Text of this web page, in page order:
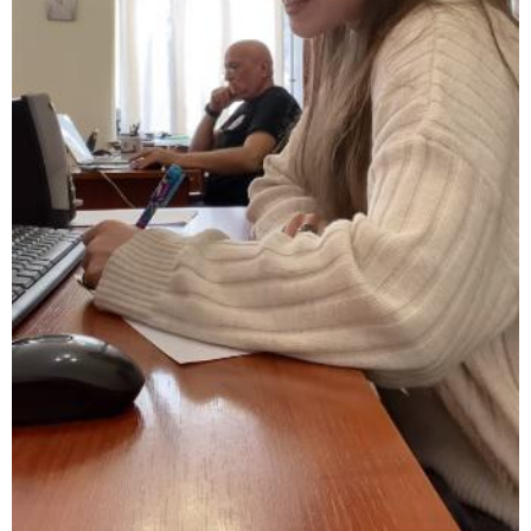
"მოვიპოვეთ ფარული ჩანაწერი ნია იმნაძესა და
მამამისს შორის, განიხილავდნენ, როგორ ჩაიდინა
გაბაშვილმა დანაშაული" - გიგა ავალიანის საქმის
პროკურორი ნია იმნაძის და მამის დიალოგის
ფარული ჩანაწერის შინაარსს ასაჯაროებს